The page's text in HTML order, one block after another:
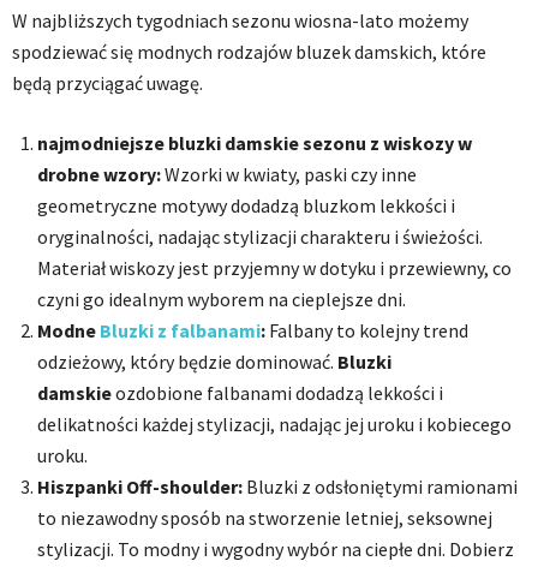
W najbliższych tygodniach sezonu wiosna-lato możemy
spodziewać się modnych rodzajów bluzek damskich, które
będą przyciągać uwagę.
najmodniejsze bluzki damskie sezonu z wiskozy w
drobne wzory:Wzorki w kwiaty, paski czy inne
geometryczne motywy dodadzą bluzkom lekkości i
oryginalności, nadając stylizacji charakteru i świeżości.
Materiał wiskozy jest przyjemny w dotyku i przewiewny, co
czyni go idealnym wyborem na cieplejsze dni.
Modne Bluzki z falbanami: Falbany to kolejny trend
odzieżowy, który będzie dominować. Bluzki
damskieozdobione falbanami dodadzą lekkości i
delikatności każdej stylizacji, nadając jej uroku i kobiecego
uroku.
Hiszpanki Off-shoulder: Bluzki z odsłoniętymi ramionami
to niezawodny sposób na stworzenie letniej, seksownej
stylizacji. To modny i wygodny wybór na ciepłe dni. Dobierz